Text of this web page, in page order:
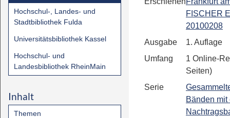
Hochschul-, Landes- und
Stadtbibliothek Fulda
Universitätsbibliothek Kassel
Hochschul- und
Landesbibliothek RheinMain
Inhalt
Themen
FISCHER
20100208
Ausgabe
1. Auflage
Umfang
1 Online-
Seiten)
Serie
Bänden mit